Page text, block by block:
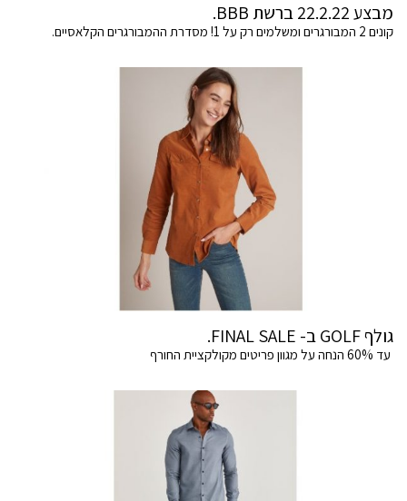
מבצע 22.2.22 ברשת BBB.
קונים 2 המבורגרים ומשלמים רק על 1! מסדרת ההמבורגרים הקלאסיים.
גולף GOLF ב- FINAL SALE.
עד 60% הנחה על מגוון פריטים מקולקציית החורף